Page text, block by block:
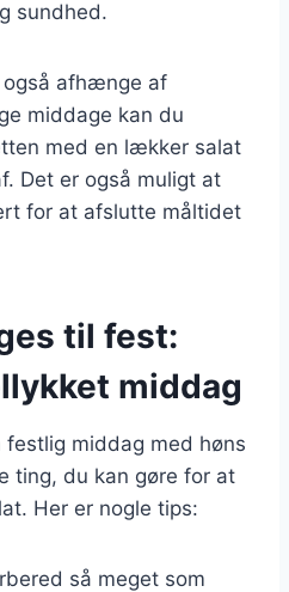
sundhed.
afhænge af
middage kan du
med en lækker salat
Det er også muligt at
for at afslutte måltidet
til fest:
middag
middag med høns
ting, du kan gøre for at
Her er nogle tips:
så meget som